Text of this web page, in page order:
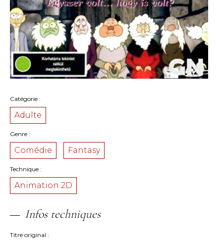
Catégorie
Adulte
Genre
Comédie Fantasy
Technique
Animation 2D
Infos techniques
Titre original